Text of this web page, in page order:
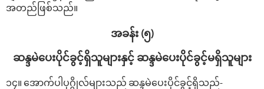
အတည်ဖြစ်သည်။
အခန်း (၅)
ဆန္ဒမဲ‌ပေးပိုင်ခွင့်ရှိသူများနှင့် ဆန္ဒမဲ‌ပေးပိုင်ခွင့်မရှိသူများ
၁၄။ ‌အောက်ပါပုဂ္ဂိုလ်များသည် ဆန္ဒမဲ‌ပေးပိုင်ခွင့်ရှိသည်-